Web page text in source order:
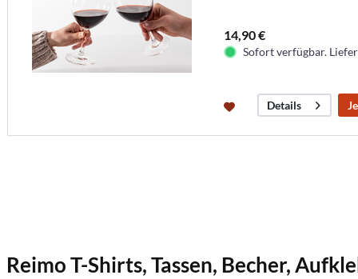
14,90 €
Sofort verfügbar.
Details
Reimo T-Shirts, Tassen, Becher,